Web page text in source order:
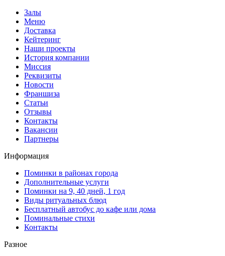
Залы
Меню
Доставка
Кейтеринг
Наши проекты
История компании
Миссия
Реквизиты
Новости
Франшиза
Статьи
Отзывы
Контакты
Вакансии
Партнеры
Информация
Поминки в районах города
Дополнительные услуги
Поминки на 9, 40 дней, 1 год
Виды ритуальных блюд
Бесплатный автобус до кафе или дома
Поминальные стихи
Контакты
Разное